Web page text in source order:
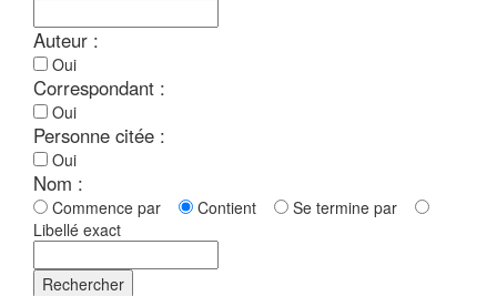
Auteur :
Oui
Correspondant :
Oui
Personne citée :
Oui
Nom :
Commence par Contient
Se termine par
Libellé exact
Rechercher